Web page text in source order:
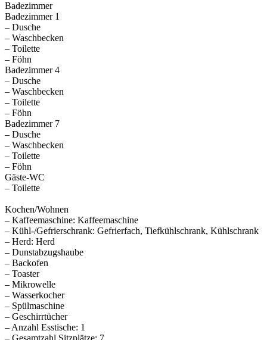
Badezimmer
Badezimmer 1
– Dusche
– Waschbecken
– Toilette
– Föhn
Badezimmer 4
– Dusche
– Waschbecken
– Toilette
– Föhn
Badezimmer 7
– Dusche
– Waschbecken
– Toilette
– Föhn
Gäste-WC
– Toilette
Kochen/Wohnen
– Kaffeemaschine: Kaffeemaschine
– Kühl-/Gefrierschrank: Gefrierfach, Tiefkühlschrank, Kühlschrank
– Herd: Herd
– Dunstabzugshaube
– Backofen
– Toaster
– Mikrowelle
– Wasserkocher
– Spülmaschine
– Geschirrtücher
– Anzahl Esstische: 1